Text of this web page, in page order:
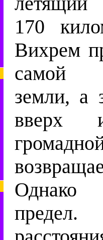
170
Вихрем
самой
земли, а
вверх
предел.